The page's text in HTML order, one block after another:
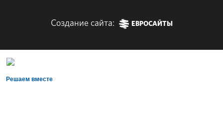
Создание сайта: ЕВРОСАЙТЫ
Решаем вместе